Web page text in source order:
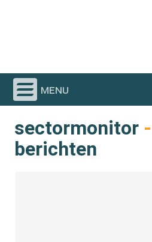
menu
sectormonitor -
berichten